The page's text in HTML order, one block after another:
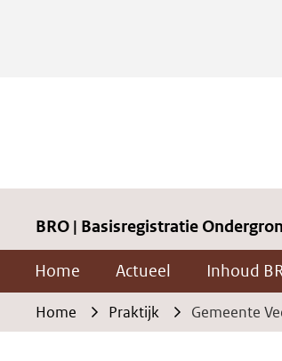
van
cookies
op
deze
website
worden
BRO | Basisregistratie
Home Actueel Inhoud
Home Praktijk Gemeente